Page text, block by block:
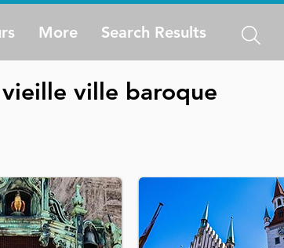
More Search Results
ville baroque